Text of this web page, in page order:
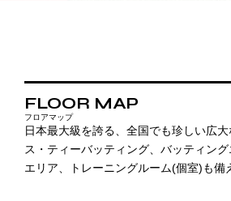
FLOOR MAP
フロアマップ
日本最大級を誇る、全国でも珍しい広
ス・ティーバッティング、バッティン
エリア、トレーニングルーム(個室)も備